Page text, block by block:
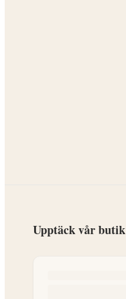
Upptäck vår butik